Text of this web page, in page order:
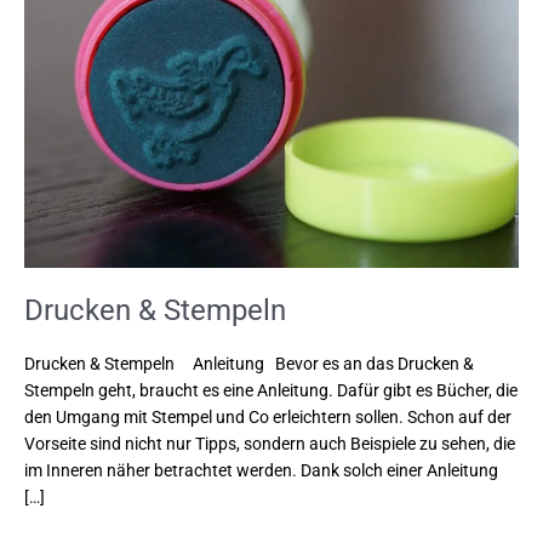
Drucken & Stempeln
Drucken & Stempeln Anleitung Bevor es an das Drucken &
Stempeln geht, braucht es eine Anleitung. Dafür gibt es Bücher, die
den Umgang mit Stempel und Co erleichtern sollen. Schon auf der
Vorseite sind nicht nur Tipps, sondern auch Beispiele zu sehen, die
im Inneren näher betrachtet werden. Dank solch einer Anleitung
[…]